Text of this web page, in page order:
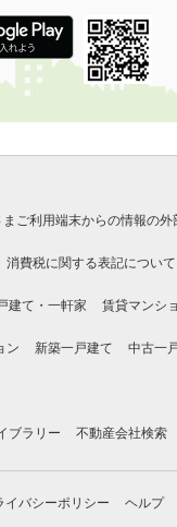
まご利用端末からの情報の外
消費税に関する表記について
建て・一軒家 賃貸マンシ
ン 新築一戸建て 中古一
ブラリー 不動産会社検索
イバシーポリシー ヘルプ